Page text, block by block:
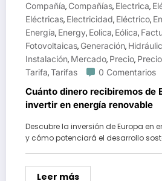
Compañía, Compañías, Electrica,
Eléctricas, Electricidad, Eléctrico,
Energía, Energy, Eolica, Eólica,
Fotovoltaicas, Generación,
Instalación, Mercado, Precio,
Tarifa,Tarifas 0 Comentarios
Cuánto dinero recibiremos de
invertir en energía renovable
Descubre la inversión de Europa en
y cómo potenciará el desarrollo
Leer más